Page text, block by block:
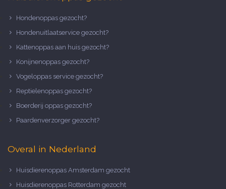
Hondenoppas gezocht?
Hondenuitlaatservice gezocht?
Kattenoppas aan huis gezocht?
Konijnenoppas gezocht?
Vogeloppas service gezocht?
Reptielenoppas gezocht?
Boerderij oppas gezocht?
Paardenverzorger gezocht?
Overal in Nederland
Huisdierenoppas Amsterdam gezocht
Huisdierenoppas Rotterdam gezocht